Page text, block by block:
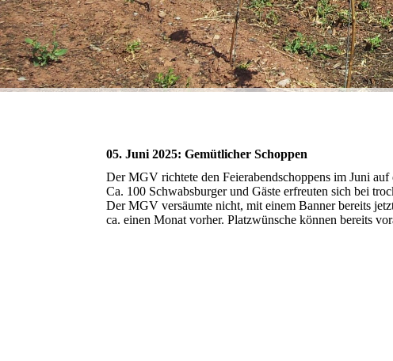
05. Juni 2025: Gemütlicher Schoppen
Der MGV richtete den Feierabendschoppens im Juni
Ca. 100 Schwabsburger und Gäste erfreuten sich bei
Der MGV versäumte nicht, mit einem Banner bereits
ca. einen Monat vorher. Platzwünsche können bereits